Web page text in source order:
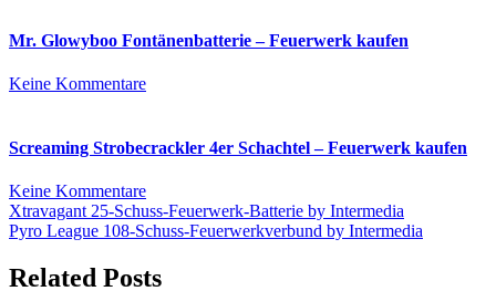
Schachtel
kaufen
Mr. Glowyboo Fontänenbatterie – Feuerwerk kaufen
Keine Kommentarezu
Fontänenbatterie
–
kaufen
Screaming Strobecrackler 4er Schachtel – Feuerwerk kaufen
Keine Kommentarezu
Screaming
Strobecrackler
Schachtel
Beitrags-
Navigation
Xtravagant 25-Schuss-Feuerwerk-Batterie by Intermedia
Pyro League 108-Schuss-Feuerwerkverbund by Intermedia
Related Posts